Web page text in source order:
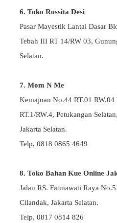
6. Toko Rossita Desi
Pasar Mayestik Lantai Dasar
Tebah III RT 14/RW 03,
Selatan.
7. Mom N Me
Kemajuan No.44 RT.01 RW.04
RT.1/RW.4, Petukangan
Jakarta Selatan.
Telp, 0818 0865 4649
8. Toko Bahan Kue Online
Jalan RS. Fatmawati Raya
Cilandak, Jakarta Selatan.
Telp, 0817 0814 826